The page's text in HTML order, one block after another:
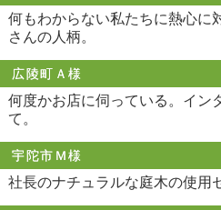
何もわからない私たちに熱心に
さんの人柄。
広陵町Ａ様
何度かお店に伺っている。イン
て。
宇陀市Ｍ様
社長のナチュラルな庭木の使用